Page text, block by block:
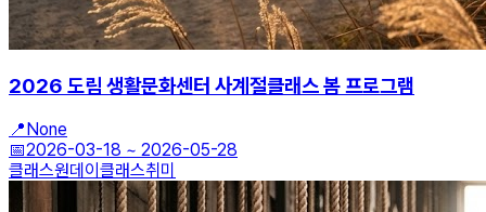
2026 도림 생활문화센터 사계절클래스 봄 프로그램
📍None
📅2026-03-18 ~ 2026-05-28
클래스원데이클래스취미